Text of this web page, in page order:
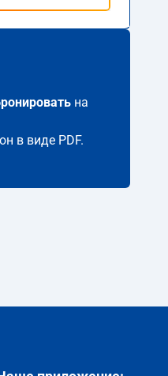
на
в виде PDF.